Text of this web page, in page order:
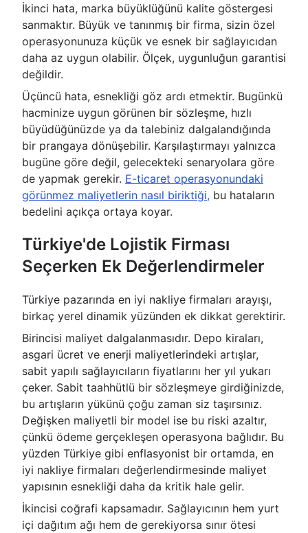
İkinci hata, marka büyüklüğünü kalite göstergesi
sanmaktır. Büyük ve tanınmış bir firma, sizin özel
operasyonunuza küçük ve esnek bir sağlayıcıdan
daha az uygun olabilir. Ölçek, uygunluğun garantisi
değildir.
Üçüncü hata, esnekliği göz ardı etmektir. Bugünkü
hacminize uygun görünen bir sözleşme, hızlı
büyüdüğünüzde ya da talebiniz dalgalandığında
bir prangaya dönüşebilir. Karşılaştırmayı yalnızca
bugüne göre değil, gelecekteki senaryolara göre
de yapmak gerekir. E-ticaret operasyonundaki
görünmez maliyetlerin nasıl biriktiği, bu hataların
bedelini açıkça ortaya koyar.
Türkiye'de Lojistik Firması
Seçerken Ek Değerlendirmeler
Türkiye pazarında en iyi nakliye firmaları arayışı,
birkaç yerel dinamik yüzünden ek dikkat gerektirir.
Birincisi maliyet dalgalanmasıdır. Depo kiraları,
asgari ücret ve enerji maliyetlerindeki artışlar,
sabit yapılı sağlayıcıların fiyatlarını her yıl yukarı
çeker. Sabit taahhütlü bir sözleşmeye girdiğinizde,
bu artışların yükünü çoğu zaman siz taşırsınız.
Değişken maliyetli bir model ise bu riski azaltır,
çünkü ödeme gerçekleşen operasyona bağlıdır. Bu
yüzden Türkiye gibi enflasyonist bir ortamda, en
iyi nakliye firmaları değerlendirmesinde maliyet
yapısının esnekliği daha da kritik hale gelir.
İkincisi coğrafi kapsamadır. Sağlayıcının hem yurt
içi dağıtım ağı hem de gerekiyorsa sınır ötesi